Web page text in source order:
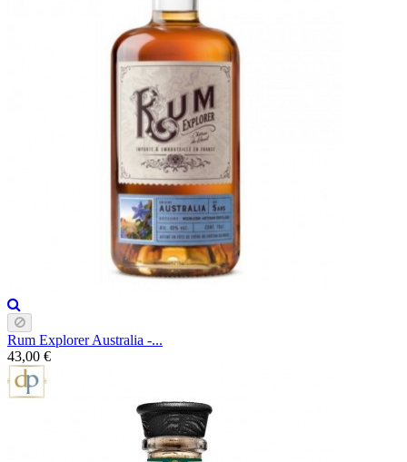
Rum Explorer Australia -...
43,00 €